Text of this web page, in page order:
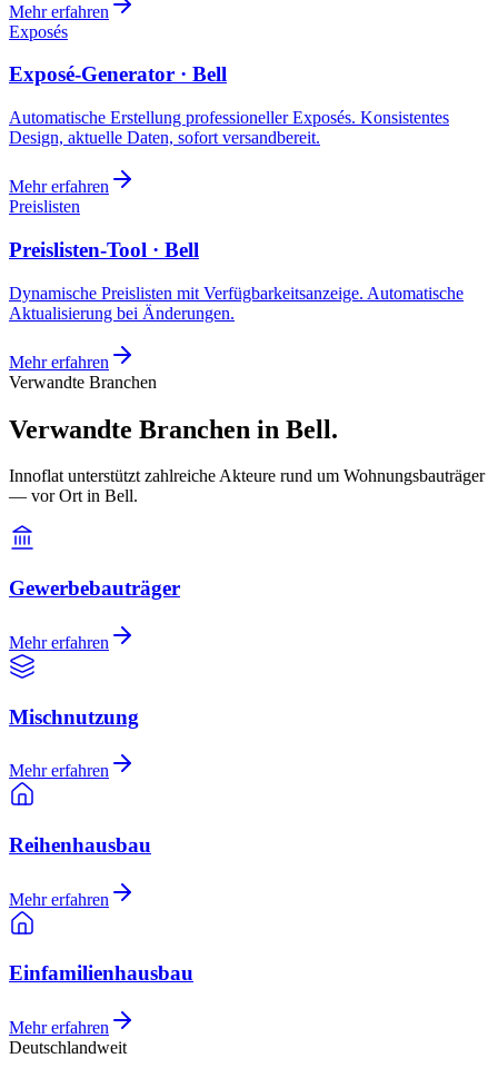
Mehr erfahren
Exposés
Exposé-Generator · Bell
Automatische Erstellung professioneller Exposés. Konsistentes
Design, aktuelle Daten, sofort versandbereit.
Mehr erfahren
Preislisten
Preislisten-Tool · Bell
Dynamische Preislisten mit Verfügbarkeitsanzeige. Automatische
Aktualisierung bei Änderungen.
Mehr erfahren
Verwandte Branchen
Verwandte Branchen in Bell.
Innoflat unterstützt zahlreiche Akteure rund um Wohnungsbauträger
— vor Ort in Bell.
Gewerbebauträger
Mehr erfahren
Mischnutzung
Mehr erfahren
Reihenhausbau
Mehr erfahren
Einfamilienhausbau
Mehr erfahren
Deutschlandweit